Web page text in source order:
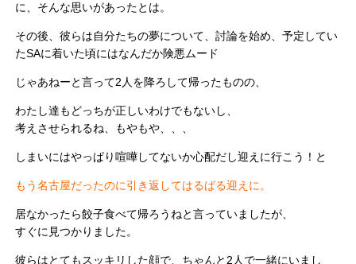
に、そんな思いがあったとは。
その後、彼らは自分たちの夢について、討論を始め、予定してい
たSAに着いた頃にはなんだか険悪ムード
じゃあねーと言って2人を降ろして帰ったものの、
わたし達もどっちが正しいわけでもないし、
考えさせられるね、もやもや、、、
しまいにはやっぱり喧嘩してないか心配だし迎えに行こう！と
もう名古屋だったのに引き返してはるばる迎えに。
居なかったら餃子食べて帰ろうねと言っていましたが、
すぐに見つかりました。
彼らはとてもスッキリした顔で、ちゃんと2人で一緒にいまし